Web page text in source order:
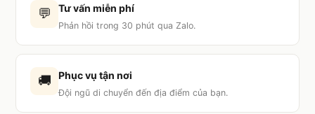
💬 Tư vấn miễn phí
Phản hồi trong 30 phút qua Zalo.
🚚 Phục vụ tận nơi
Đội ngũ di chuyển đến địa điểm của bạn.